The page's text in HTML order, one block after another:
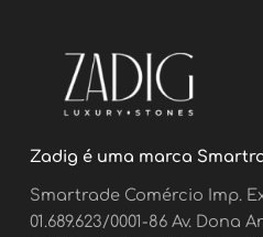
Zadig é uma marca
Smartrade Comércio Imp.
01.689.623/0001-86 Av.